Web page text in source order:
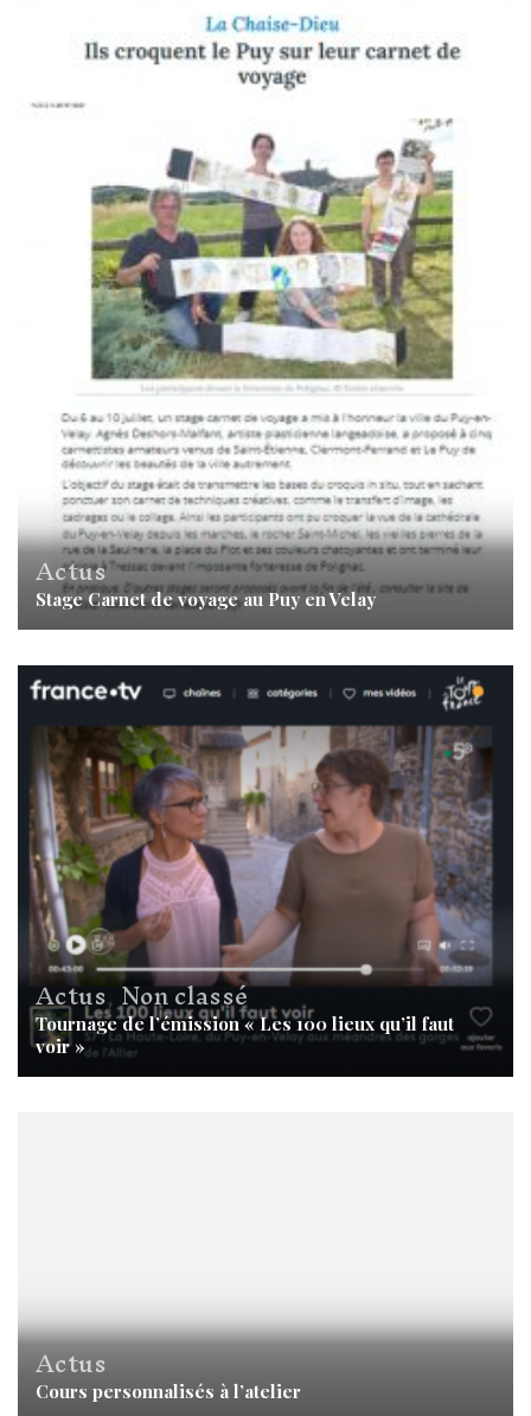
Actus
Stage Carnet de voyage au Puy en Velay
Actus,Non classé
Tournage de l’émission « Les 100 lieux qu’il faut
voir »
Actus
Cours personnalisés à l’atelier